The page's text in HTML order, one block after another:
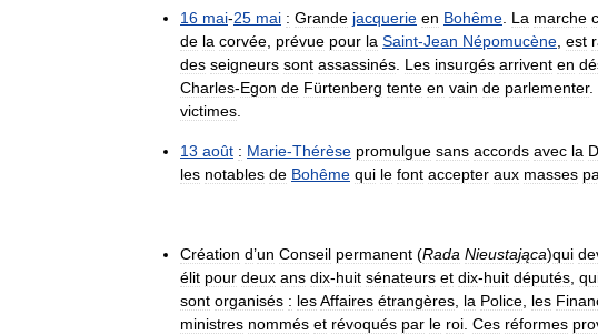
16 mai-25 mai : Grande jacquerie en Bohême La marche
de la corvée prévue pour la Saint-Jean Népomucène est
des seigneurs sont assassinés Les insurgés arrivent en
Charles-Egon de Fürtenberg tente en vain de parlementer.
victimes
13 août : Marie-Thérèse promulgue sans accords avec la
les notables de Bohême qui le font accepter aux masses
Création d’un Conseil permanent (Rada Nieustająca)qui
élit pour deux ans dix-huit sénateurs et dix-huit députés
sont organisés : lesAffaires étrangères la Police les
ministres nommés et révoqués par le roi Ces réformes